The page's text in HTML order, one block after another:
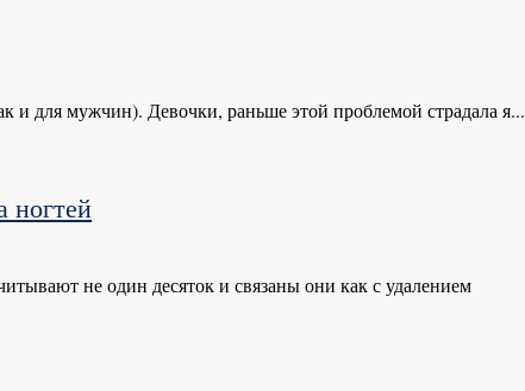
и для мужчин). Девочки, раньше этой проблемой страдала я...
ногтей
не один десяток и связаны они как с удалением